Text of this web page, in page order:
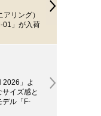
リング）
01」が入荷
2026」よ
イズ感と
デル「F-